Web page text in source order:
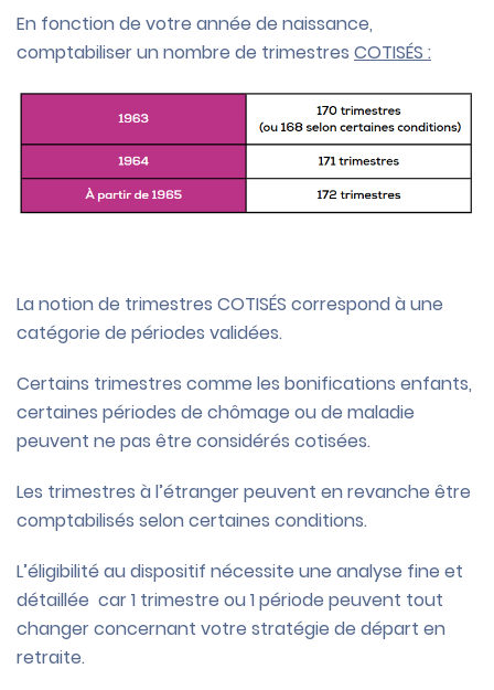
En fonction de votre année de naissance,
comptabiliser un nombre de trimestres COTISÉS :
La notion de trimestres COTISÉS correspond à une
catégorie de périodes validées.
Certains trimestres comme les bonifications enfants,
certaines périodes de chômage ou de maladie
peuvent ne pas être considérés cotisées.
Les trimestres à l’étranger peuvent en revanche être
comptabilisés selon certaines conditions.
L’éligibilité au dispositif nécessite une analyse fine et
détaillée car 1 trimestre ou 1 période peuvent tout
changer concernant votre stratégie de départ en
retraite.